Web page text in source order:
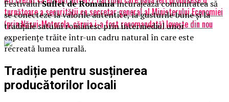
turnătoare a securității ca secretar general al Ministerului Economiei
(prin Năsui-Motorola, căruia i-a fost recomandată) lovește din nou
FestivalulSuflet de Româniaîncurajează comunitatea să
se conecteze la valorile autentice, la gusturile bune și la
tradițiile satului românesc prin intermediul unor
experiențe trăite într-un cadru natural în care este
recreată lumea rurală.
Tradiție pentru susținerea
producătorilor locali